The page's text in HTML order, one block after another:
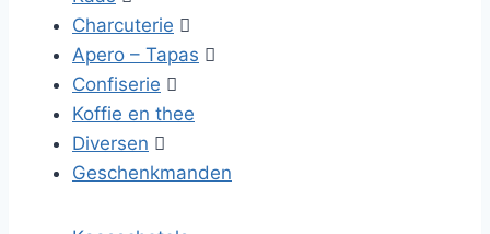
Charcuterie 
Apero – Tapas 
Confiserie 
Koffie en thee
Diversen 
Geschenkmanden